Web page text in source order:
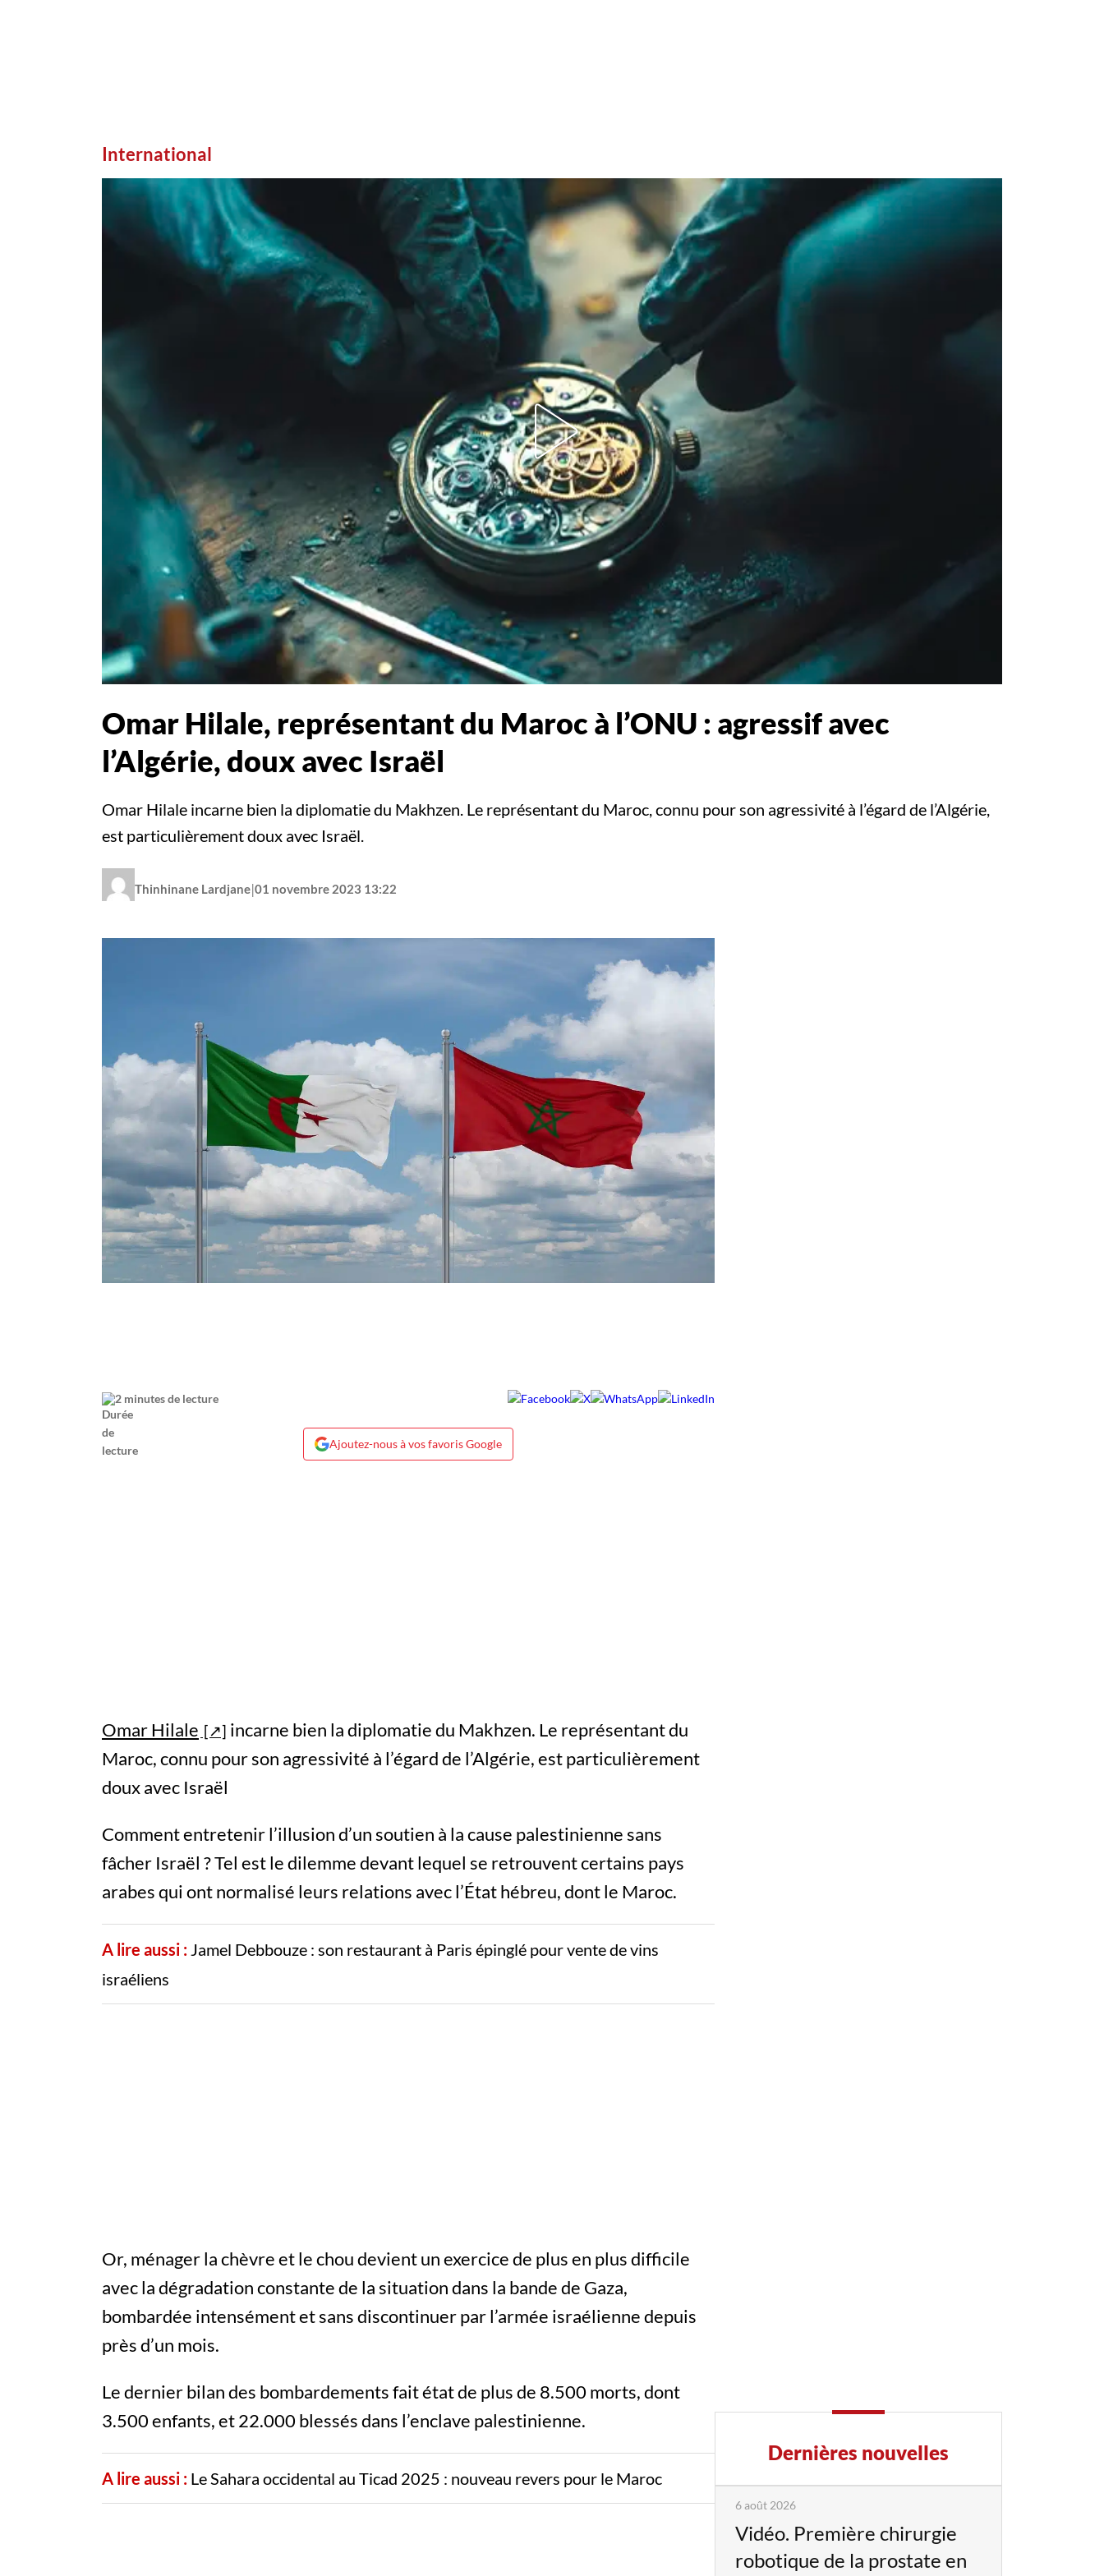
International
Omar Hilale, représentant du Maroc à l’ONU : agressif avec
l’Algérie, doux avec Israël
Omar Hilale incarne bien la diplomatie du Makhzen. Le représentant du Maroc, connu pour son agressivité à l’égard de l’Algérie,
est particulièrement doux avec Israël.
Thinhinane Lardjane|01 novembre 2023 13:22
2 minutes de lecture
Ajoutez-nous à vos favoris Google
Omar Hilale
incarne bien la diplomatie du Makhzen. Le représentant du
Maroc, connu pour son agressivité à l’égard de l’Algérie, est particulièrement
doux avec Israël
Comment entretenir l’illusion d’un soutien à la cause palestinienne sans
fâcher Israël ? Tel est le dilemme devant lequel se retrouvent certains pays
arabes qui ont normalisé leurs relations avec l’État hébreu, dont le Maroc.
A lire aussi : Jamel Debbouze : son restaurant à Paris épinglé pour vente de vins
israéliens
Or, ménager la chèvre et le chou devient un exercice de plus en plus difficile
avec la dégradation constante de la situation dans la bande de Gaza,
bombardée intensément et sans discontinuer par l’armée israélienne depuis
près d’un mois.
Le dernier bilan des bombardements fait état de plus de 8.500 morts, dont
3.500 enfants, et 22.000 blessés dans l’enclave palestinienne.
A lire aussi : Le Sahara occidental au Ticad 2025 : nouveau revers pour le Maroc
Dernières nouvelles
6 août 2026
Vidéo. Première chirurgie
robotique de la prostate en